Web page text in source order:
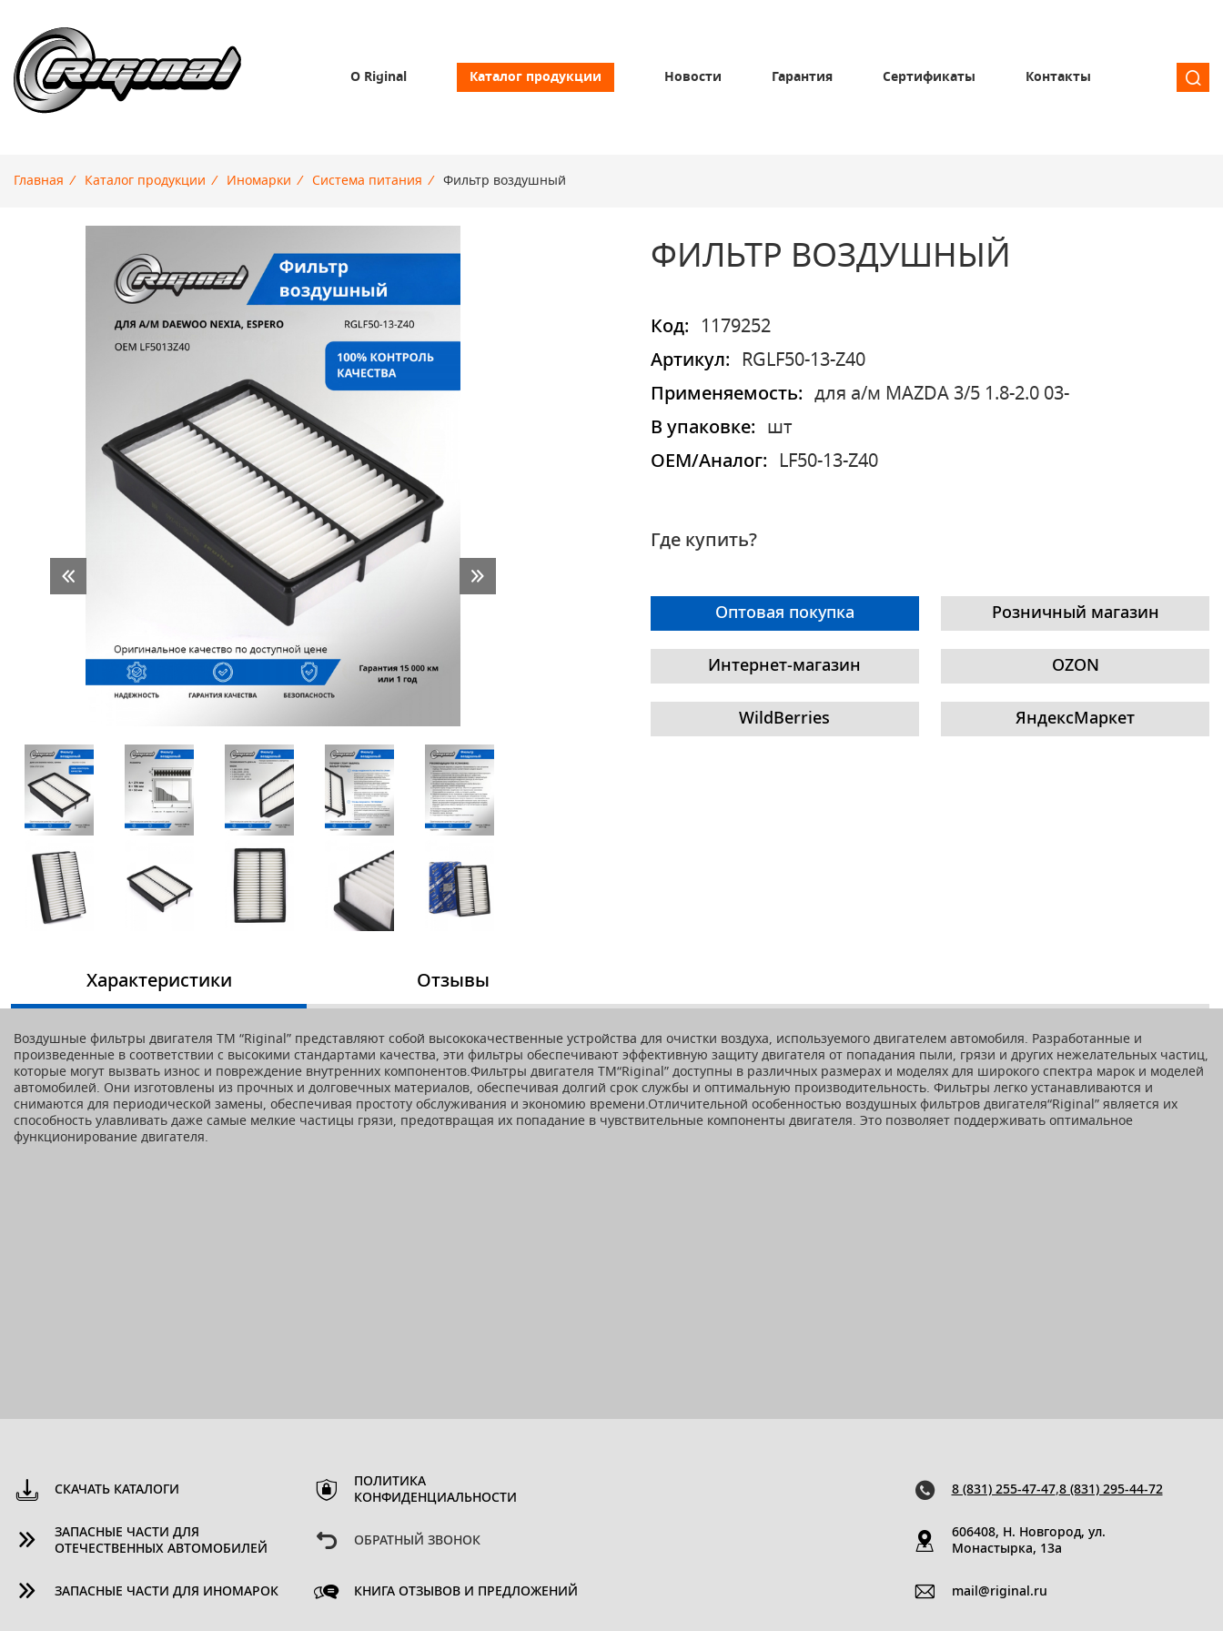
О Riginal Каталог продукции Новости Гарантия Сертификаты Контакты
Главная / Каталог продукции / Иномарки / Система питания / Фильтр воздушный
ФИЛЬТР ВОЗДУШНЫЙ
Код:
1179252
Артикул:
RGLF50-13-Z40
Применяемость:
для а/м MAZDA 3/5 1.8-2.0 03-
В упаковке:
шт
OEM/Аналог:
LF50-13-Z40
Где купить?
Оптовая покупка Розничный магазин
Интернет-магазин OZON
WildBerries ЯндексМаркет
Характеристики
Воздушные фильтры двигателя ТМ “Riginal” представляют собой высококачественные устройства для очистки воздуха, используемого двигателем автомобиля. Разработанные и
произведенные в соответствии с высокими стандартами качества, эти фильтры обеспечивают эффективную защиту двигателя от попадания пыли, грязи и других нежелательных частиц,
которые могут вызвать износ и повреждение внутренних компонентов.Фильтры двигателя ТМ“Riginal” доступны в различных размерах и моделях для широкого спектра марок и моделей
автомобилей. Они изготовлены из прочных и долговечных материалов, обеспечивая долгий срок службы и оптимальную производительность. Фильтры легко устанавливаются и
снимаются для периодической замены, обеспечивая простоту обслуживания и экономию времени.Отличительной особенностью воздушных фильтров двигателя“Riginal” является их
способность улавливать даже самые мелкие частицы грязи, предотвращая их попадание в чувствительные компоненты двигателя. Это позволяет поддерживать оптимальное
функционирование двигателя.
Отзывы
СКАЧАТЬ КАТАЛОГИ
ЗАПАСНЫЕ ЧАСТИ ДЛЯ
ОТЕЧЕСТВЕННЫХ АВТОМОБИЛЕЙ
ЗАПАСНЫЕ ЧАСТИ ДЛЯ ИНОМАРОК
ПОЛИТИКА
КОНФИДЕНЦИАЛЬНОСТИ
ОБРАТНЫЙ ЗВОНОК
КНИГА ОТЗЫВОВ И ПРЕДЛОЖЕНИЙ
8 (831) 255-47-47,8 (831) 295-44-72
606408, Н. Новгород, ул.
Монастырка, 13a
mail@riginal.ru